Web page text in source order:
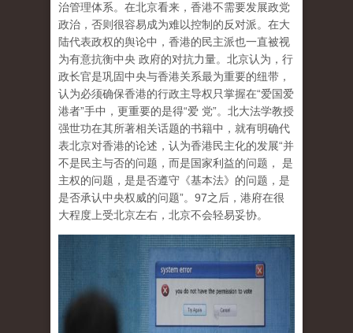
治管理体系。在北京看来，香港不需要发展政党
政治，否则很容易成为难以控制的反对派。在大
陆代表政权的舆论中，香港的民主派也一直被视
为有意抗衡中央 政府的对抗力量。北京认为，行
政长官是巩固中央与香港关系最为重要的纽带，
认为必须确保香港的行政主导权只掌握在“爱国爱
港者”手中，更重要的是得“爱 党”。北大法学教授
强世功在其所著相关话题的书籍中，就有明确代
表北京对香港的论述，认为香港民主化的发展“并
不是民主与否的问题，而是国家利益的问题， 是
主权的问题，是是否遵守《基本法》的问题，是
是否承认中央权威的问题”。97之后，港府在很
大程度上受北京左右，北京不会轻易妥协。